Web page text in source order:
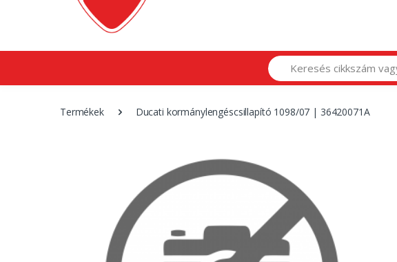
Search
Termékek Ducati kormánylengéscsillapító 1098/07 | 36420071A